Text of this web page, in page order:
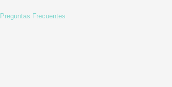
Preguntas Frecuentes